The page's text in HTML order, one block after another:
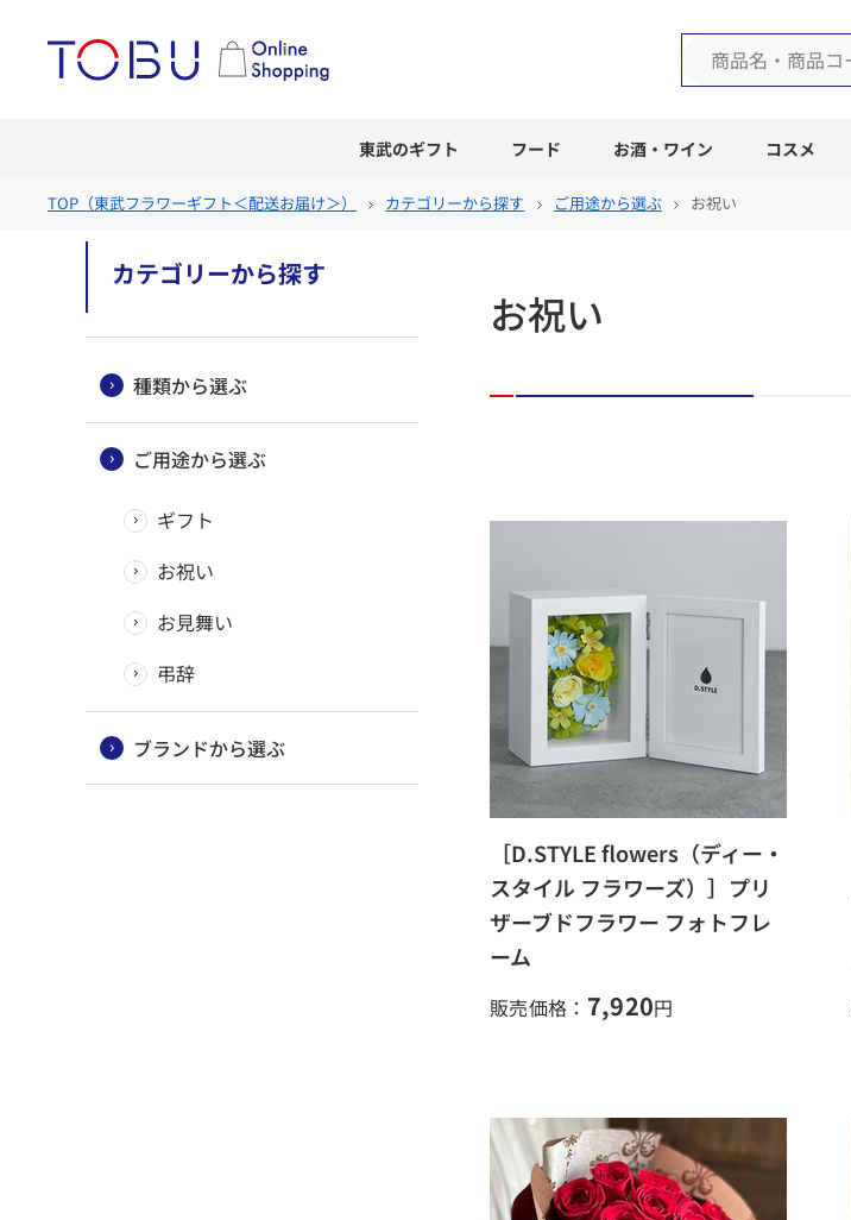
東武のギフト フード お酒・ワイン コスメ
TOP（東武フラワーギフト＜配送お届け＞） カテゴリーから探す ご用途から選ぶ お祝い
カテゴリーから探す
種類から選ぶ
ご用途から選ぶ
ギフト
お祝い
お見舞い
弔辞
ブランドから選ぶ
お祝い
［D.STYLE flowers（ディー・
スタイル フラワーズ）］プリ
ザーブドフラワー フォトフレ
ーム
販売価格： 7,920円